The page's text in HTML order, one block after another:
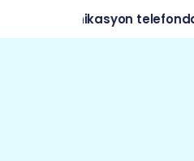
Telekomünikasyon